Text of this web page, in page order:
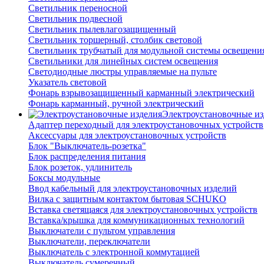
Светильник переносной
Светильник подвесной
Светильник пылевлагозащищенный
Светильник торшерный, столбик световой
Светильник трубчатый для модульной системы
Светильники для линейных систем освещения
Светодиодные люстры управляемые на пульте
Указатель световой
Фонарь взрывозащищенный карманный электрический
Фонарь карманный, ручной электрический
Электроустановочные
Адаптер переходный для электроустановочных устройств
Аксессуары для электроустановочных устройств
Блок "Выключатель-розетка"
Блок распределения питания
Блок розеток, удлинитель
Боксы модульные
Ввод кабельный для электроустановочных изделий
Вилка с защитным контактом бытовая SCHUKO
Вставка светящаяся для электроустановочных устройств
Вставка/крышка для коммуникационных технологий
Выключатели с пультом управления
Выключатели, переключатели
Выключатель с электронной коммутацией